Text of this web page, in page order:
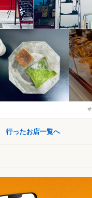
行ったお店一覧へ